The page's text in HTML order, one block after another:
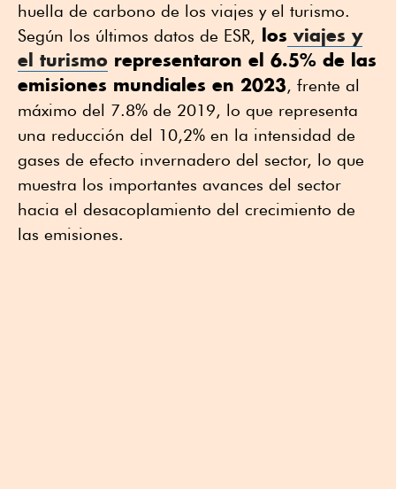
huella de carbono de los viajes y el turismo.
Según los últimos datos de ESR,
los viajes y
el turismo representaron el 6.5% de las
emisiones mundiales en 2023, frente al
máximo del 7.8% de 2019, lo que representa
una reducción del 10,2% en la intensidad de
gases de efecto invernadero del sector, lo que
muestra los importantes avances del sector
hacia el desacoplamiento del crecimiento de
las emisiones.